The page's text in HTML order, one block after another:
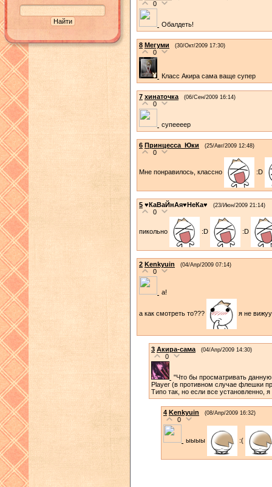
0
Обалдеть!
8 Мегуми (30/Окт/2009 17:30)
0
Класс Акира сама ваще супер
7 хинаточка (06/Сен/2009 16:14)
0
супеееер
6 Принцесса_Юки (25/Авг/2009 12:48)
0
Мне понравилось, классно :D
5 ♥КаВаЙнАя♥НеКа♥ (23/Июн/2009 21:14)
0
пикольно :D :D
2 Kenkyuin (04/Апр/2009 07:14)
0
а!
а как смотреть то??? я не
3 Акира-сама (04/Апр/2009 14:30)
0
"Что бы просматривать
Player (в противном случае флешки
Типо так, но если все установленно,
4 Kenkyuin (08/Апр/2009 16:32)
0
ыыыы :(